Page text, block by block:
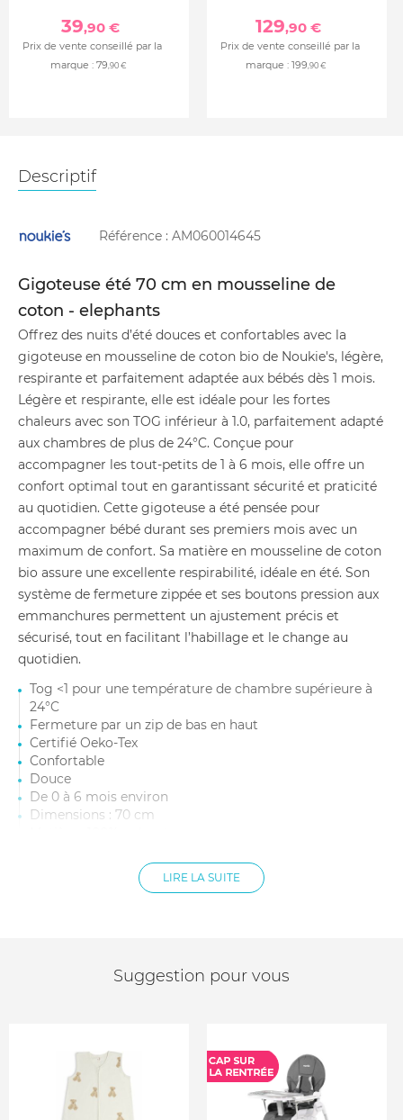
39,90 €
Prix de vente conseillé par la
marque : 79,90 €
129,90 €
Prix de vente conseillé par la
marque : 199,90 €
Descriptif
Référence : AM060014645
Gigoteuse été 70 cm en mousseline de
coton - elephants
Offrez des nuits d’été douces et confortables avec la
gigoteuse en mousseline de coton bio de Noukie's, légère,
respirante et parfaitement adaptée aux bébés dès 1 mois.
Légère et respirante, elle est idéale pour les fortes
chaleurs avec son TOG inférieur à 1.0, parfaitement adapté
aux chambres de plus de 24°C. Conçue pour
accompagner les tout-petits de 1 à 6 mois, elle offre un
confort optimal tout en garantissant sécurité et praticité
au quotidien. Cette gigoteuse a été pensée pour
accompagner bébé durant ses premiers mois avec un
maximum de confort. Sa matière en mousseline de coton
bio assure une excellente respirabilité, idéale en été. Son
système de fermeture zippée et ses boutons pression aux
emmanchures permettent un ajustement précis et
sécurisé, tout en facilitant l’habillage et le change au
quotidien.
Tog <1 pour une température de chambre supérieure à
24°C
Fermeture par un zip de bas en haut
Certifié Oeko-Tex
Confortable
Douce
De 0 à 6 mois environ
Dimensions : 70 cm
Zip central pratique : facilite le change sans réveiller
LIRE LA SUITE
Suggestion pour vous